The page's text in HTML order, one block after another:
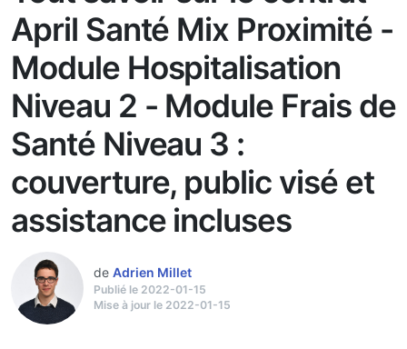
April Santé Mix Proximité -
Module Hospitalisation
Niveau 2 - Module Frais de
Santé Niveau 3 :
couverture, public visé et
assistance incluses
de Adrien Millet
Publié le 2022-01-15
Mise à jour le 2022-01-15